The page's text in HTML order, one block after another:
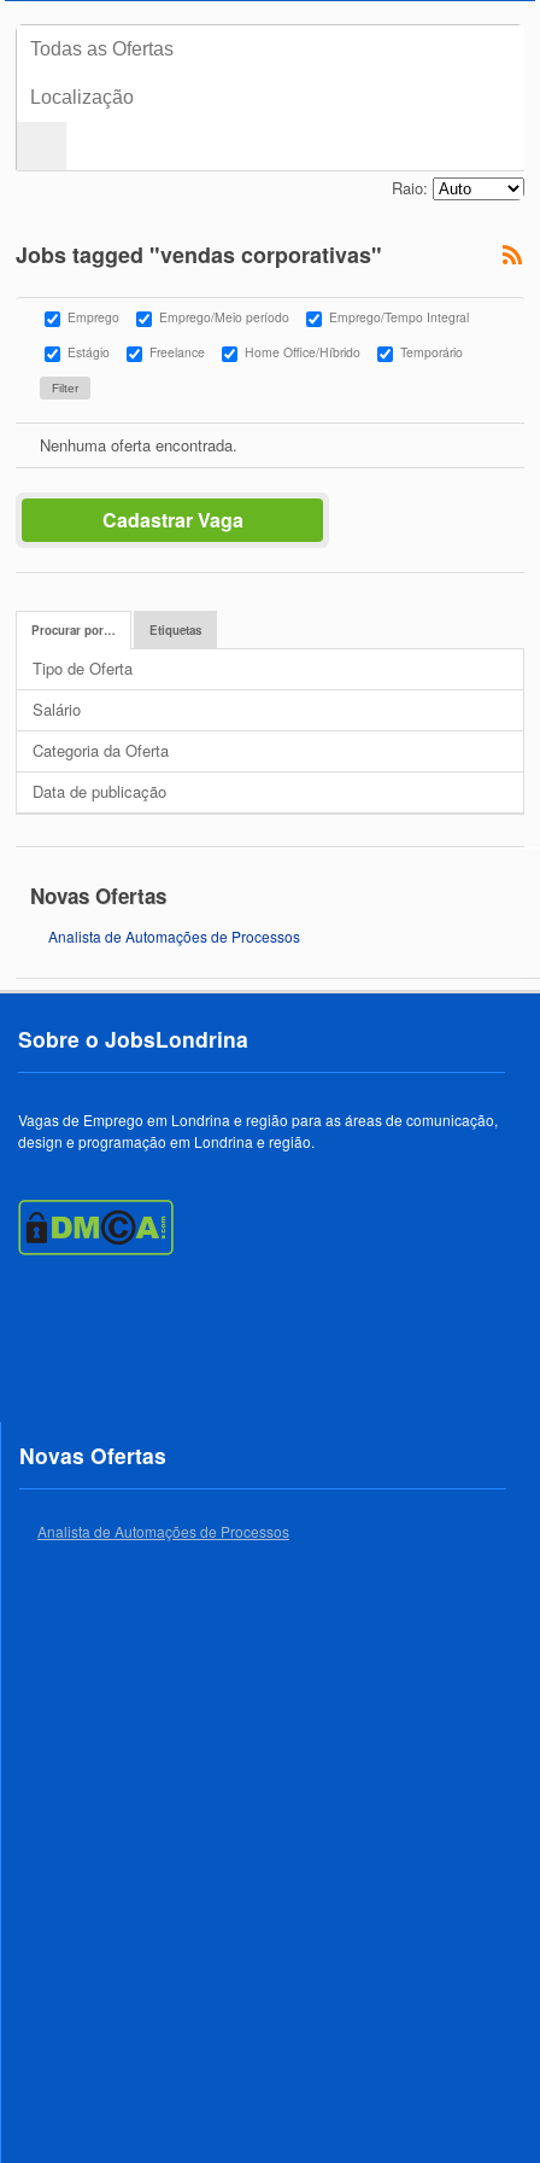
Raio:
Jobs tagged "vendas corporativas"
Emprego Emprego/Meio período
Emprego/Tempo Integral
Estágio
Freelance Home Office/Híbrido Temporário
Nenhuma oferta encontrada.
Cadastrar Vaga
Procurar por… Etiquetas
Tipo de Oferta
Salário
Categoria da Oferta
Data de publicação
Novas Ofertas
Analista de Automações de Processos
Sobre o JobsLondrina
Vagas de Emprego em Londrina e região para as áreas de comunicação,
design e programação em Londrina e região.
Novas Ofertas
Analista de Automações de Processos